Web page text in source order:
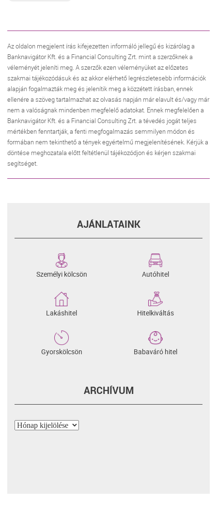
Az oldalon megjelent írás kifejezetten informáló jellegű és kizárólag a
Banknavigátor Kft. és a Financial Consulting Zrt. mint a szerzőknek a
véleményét jeleníti meg. A szerzők ezen véleményüket az előzetes
szakmai tájékozódásuk és az akkor elérhető legrészletesebb információk
alapján fogalmazták meg és jelenítik meg a közzétett írásban, ennek
ellenére a szöveg tartalmazhat az olvasás napján már elavult és/vagy már
nem a valóságnak mindenben megfelelő adatokat. Ennek megfelelően a
Banknavigátor Kft. és a Financial Consulting Zrt. a tévedés jogát teljes
mértékben fenntartják, a fenti megfogalmazás semmilyen módon és
formában nem tekinthető a tények egyértelmű megjelenítésének. Kérjük a
döntése meghozatala előtt feltétlenül tájékozódjon és kérjen szakmai
segítséget.
AJÁNLATAINK
Személyi kölcsön Autóhitel
Lakáshitel Hitelkiváltás
Gyorskölcsön Babaváró hitel
ARCHÍVUM
Archívum